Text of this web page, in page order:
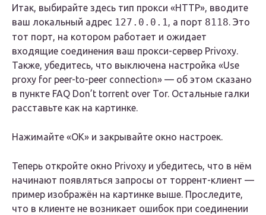
Итак, выбирайте здесь тип прокси «HTTP», вводите
ваш локальный адрес 127.0.0.1, а порт 8118. Это
тот порт, на котором работает и ожидает
входящие соединения ваш прокси-сервер Privoxy.
Также, убедитесь, что выключена настройка «Use
proxy for peer-to-peer connection» — об этом сказано
в пункте FAQ Don’t torrent over Tor. Остальные галки
расставьте как на картинке.
Нажимайте «OK» и закрывайте окно настроек.
Теперь откройте окно Privoxy и убедитесь, что в нём
начинают появляться запросы от торрент-клиент —
пример изображён на картинке выше. Проследите,
что в клиенте не возникает ошибок при соединении